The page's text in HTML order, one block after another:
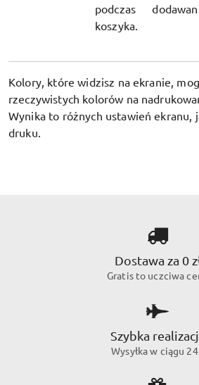
podczas
koszyka.
Kolory, które widzisz na ekranie,
rzeczywistych kolorów na
Wynika to różnych ustawień ekranu,
druku.
Dostawa za 0
Gratis to uczciwa
Szybka
Wysyłka w ciągu